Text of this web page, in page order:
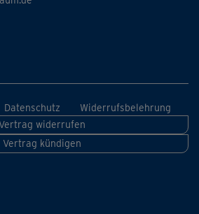
Datenschutz
Widerrufsbelehrung
Vertrag widerrufen
Vertrag kündigen